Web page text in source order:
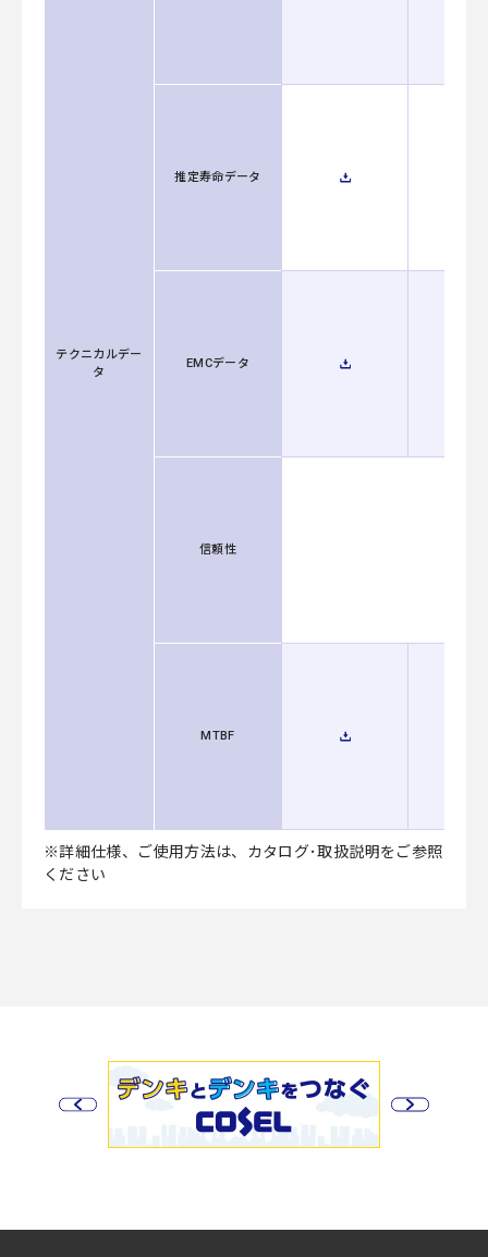
テクニカルデー
タ
推定寿命データ
EMCデータ
信頼性
MTBF
※詳細仕様、ご使用方法は、カタログ･取扱説明をご参照
ください